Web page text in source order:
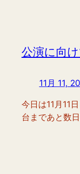
公演に向
11月 11,
今日は11月11
台まであと数